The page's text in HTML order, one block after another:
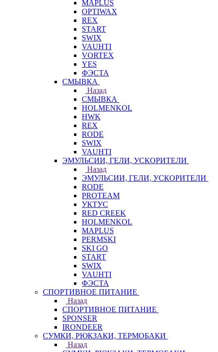
MAPLUS
OPTIWAX
REX
START
SWIX
VAUHTI
VORTEX
YES
ФЭСТА
СМЫВКА
Назад
СМЫВКА
HOLMENKOL
HWK
REX
RODE
SWIX
VAUHTI
ЭМУЛЬСИИ, ГЕЛИ, УСКОРИТЕЛИ
Назад
ЭМУЛЬСИИ, ГЕЛИ, УСКОРИТЕЛИ
RODE
PROTEAM
УКТУС
RED CREEK
HOLMENKOL
MAPLUS
PERMSKI
SKI GO
START
SWIX
VAUHTI
ФЭСТА
СПОРТИВНОЕ ПИТАНИЕ
Назад
СПОРТИВНОЕ ПИТАНИЕ
SPONSER
IRONDEER
СУМКИ, РЮКЗАКИ, ТЕРМОБАКИ
Назад